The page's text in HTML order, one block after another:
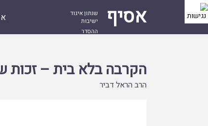
אסיף
שנתון איגוד
ישיבות
ההסדר
הקרבה בלא בית – זכות
הרב הראל דביר